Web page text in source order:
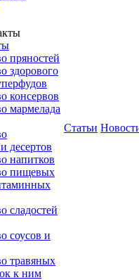
пряностей
здорового
консервов
мармелада
десертов
напитков
пищевых
сладостей
соусов и
травяных
к ним
Статьи